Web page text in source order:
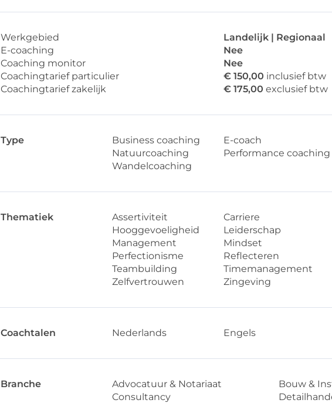
Werkgebied
Landelijk | Regionaal
E-coaching
Nee
Coaching monitor
Nee
Coachingtarief particulier
€ 150,00 inclusief btw
Coachingtarief zakelijk
€ 175,00 exclusief btw
Type Business coaching E-coach
Natuurcoaching
Performance coaching
Wandelcoaching
Thematiek Assertiviteit Carriere
Hooggevoeligheid
Leiderschap
Management
Mindset
Perfectionisme
Reflecteren
Teambuilding
Timemanagement
Zelfvertrouwen
Zingeving
Coachtalen Nederlands Engels
Branche Advocatuur & Notariaat
Bouw &
Consultancy